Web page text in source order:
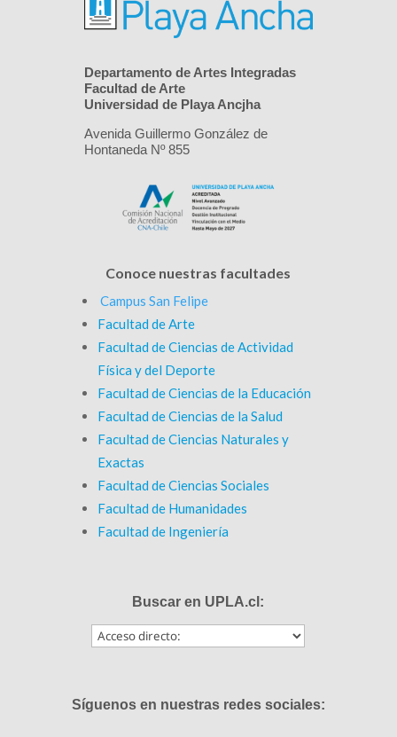
Departamento de Artes Integradas
Facultad de Arte
Universidad de Playa Ancjha
Avenida Guillermo González de
Hontaneda Nº 855
Conoce nuestras facultades
Campus San Felipe
Facultad de Arte
Facultad de Ciencias de Actividad
Física y del Deporte
Facultad de Ciencias de la Educación
Facultad de Ciencias de la Salud
Facultad de Ciencias Naturales y
Exactas
Facultad de Ciencias Sociales
Facultad de Humanidades
Facultad de Ingeniería
Buscar en UPLA.cl:
Síguenos en nuestras redes sociales: